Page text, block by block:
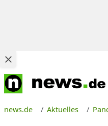
news.de Aktuelles